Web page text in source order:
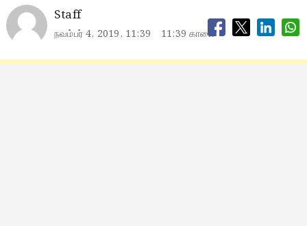
Staff
நவம்பர் 4, 2019, 11:39 11:39 காலை